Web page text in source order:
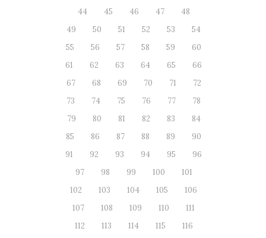
44
45 46 47
48
49
50 51 52 53
54
55
56 57 58 59
60
61
62 63 64 65
66
67
68 69 70 71
72
73
74 75 76 77
78
79
80 81 82 83
84
85
86 87 88 89
90
91
92 93 94 95
96
97
98 99 100
101
102
103 104 105
106
107
108 109 110
111
112
113 114 115
116